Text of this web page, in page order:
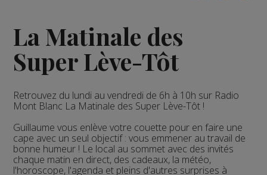
La Matinale des
Super Lève-Tôt
Retrouvez du lundi au vendredi de 6h à 10h sur Radio
Mont Blanc La Matinale des Super Lève-Tôt !
Guillaume vous enlève votre couette pour en faire une
cape avec un seul objectif : vous emmener au travail de
bonne humeur ! Le local au sommet avec des invités
chaque matin en direct, des cadeaux, la météo,
l'horoscope, l'agenda et pleins d'autres surprises à